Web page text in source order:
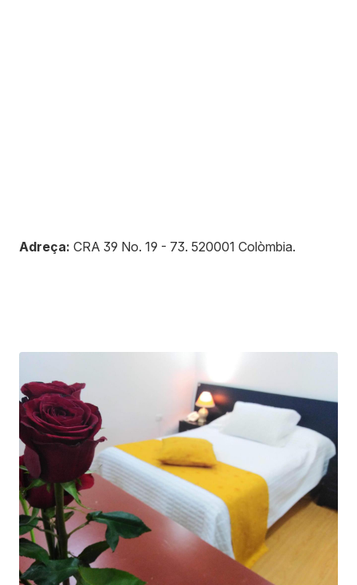
Adreça: CRA 39 No. 19 - 73. 520001 Colòmbia.